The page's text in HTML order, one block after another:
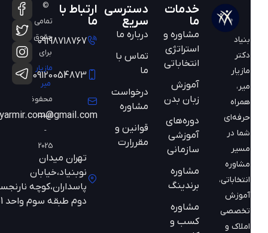
مازیار
همراه
حرفه‌ای
شما در
مسیر
مشاوره
انتخاباتی،
آموزش
تخصصی
املاک و
خدمات
مشاوره و
استراتژی
انتخاباتی
آموزش
زبان بدن
دوره‌های
آموزشی
سازمانی
مشاوره
برندینگ
مشاوره
کسب و
دسترسی
سریع
درباره ما
تماس با
ما
درخواست
مشاوره
قوانین و
مقررارت
ارتباط با
09198718767
09120054873
mazyarmir.com@gmail.com
تهران میدان
نوبنیاد،خیابان
پاسداران،کوچه نارنجستان
دوم طبقه سوم واحد 301
©
تمامی
حقوق
محفوظ
است